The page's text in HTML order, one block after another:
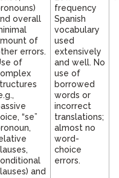
overall
of
errors.
of
“se”
and
frequency
Spanish
vocabulary
used
extensively
and well. No
use of
borrowed
words or
incorrect
translations;
almost no
word-
choice
errors.